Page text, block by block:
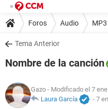
Foros Audio MP3
Tema Anterior
Nombre de la canción
Gazo - Modificado el 7
Laura García
- 7